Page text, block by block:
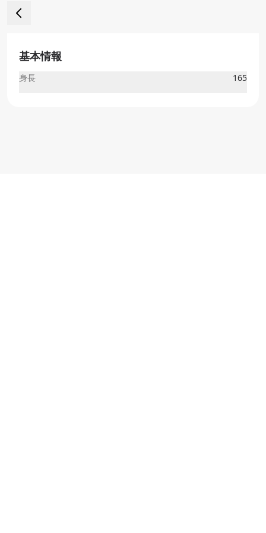
基本情報
身長 165